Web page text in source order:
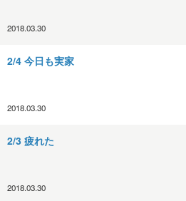
2018.03.30
2/4 今日も実家
2018.03.30
2/3 疲れた
2018.03.30